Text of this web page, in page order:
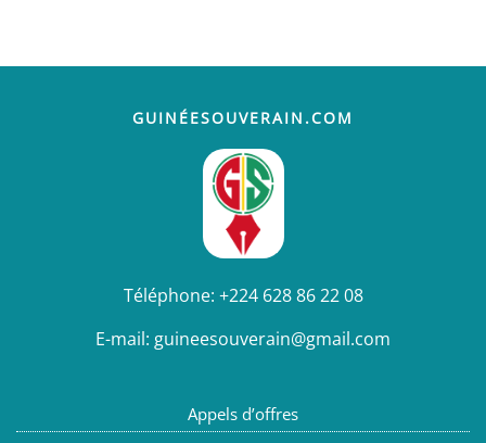
GUINÉESOUVERAIN.COM
Téléphone: +224 628 86 22 08
E-mail: guineesouverain@gmail.com
Appels d’offres